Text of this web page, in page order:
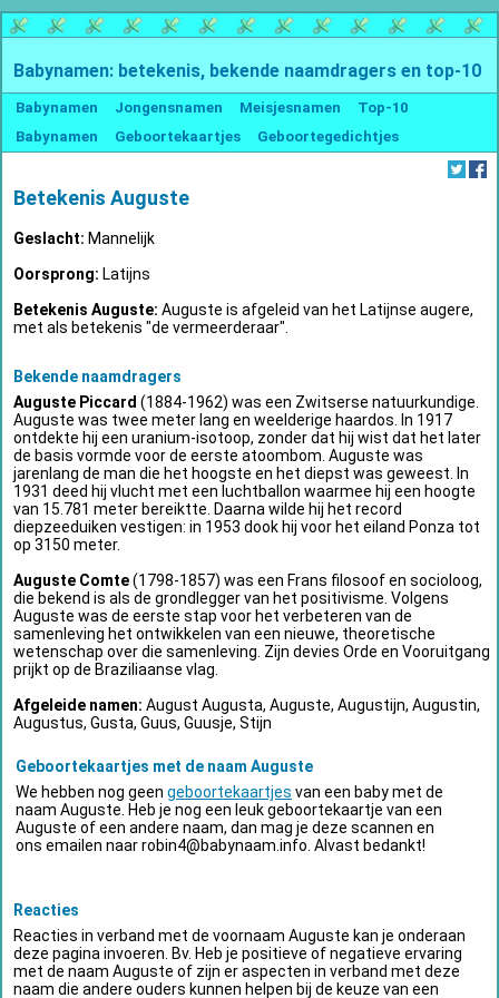
Babynamen: betekenis, bekende naamdragers en top-10
Babynamen Jongensnamen Meisjesnamen
Top-10
Babynamen
Geboortekaartjes Geboortegedichtjes
Betekenis Auguste
Geslacht: Mannelijk
Oorsprong: Latijns
Betekenis Auguste: Auguste is afgeleid van het Latijnse augere,
met als betekenis "de vermeerderaar".
Bekende naamdragers
Auguste Piccard (1884-1962) was een Zwitserse natuurkundige.
Auguste was twee meter lang en weelderige haardos. In 1917
ontdekte hij een uranium-isotoop, zonder dat hij wist dat het later
de basis vormde voor de eerste atoombom. Auguste was
jarenlang de man die het hoogste en het diepst was geweest. In
1931 deed hij vlucht met een luchtballon waarmee hij een hoogte
van 15.781 meter bereiktte. Daarna wilde hij het record
diepzeeduiken vestigen: in 1953 dook hij voor het eiland Ponza tot
op 3150 meter.
Auguste Comte(1798-1857) was een Frans filosoof en socioloog,
die bekend is als de grondlegger van het positivisme. Volgens
Auguste was de eerste stap voor het verbeteren van de
samenleving het ontwikkelen van een nieuwe, theoretische
wetenschap over die samenleving. Zijn devies Orde en Vooruitgang
prijkt op de Braziliaanse vlag.
Afgeleide namen: August Augusta, Auguste, Augustijn, Augustin,
Augustus, Gusta, Guus, Guusje, Stijn
Geboortekaartjes met de naam Auguste
We hebben nog geen geboortekaartjes van een baby met de
naam Auguste. Heb je nog een leuk geboortekaartje van een
Auguste of een andere naam, dan mag je deze scannen en
ons emailen naarrobin4@babynaam.info . Alvast bedankt!
Reacties
Reacties in verband met de voornaam Auguste kan je onderaan
deze pagina invoeren. Bv. Heb je positieve of negatieve ervaring
met de naam Auguste of zijn er aspecten in verband met deze
naam die andere ouders kunnen helpen bij de keuze van een